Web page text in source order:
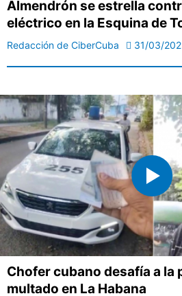
Almendrón se estrella
eléctrico en la Esquina de
Redacción de CiberCuba 31/03/
Chofer cubano desafía a la
multado en La Habana